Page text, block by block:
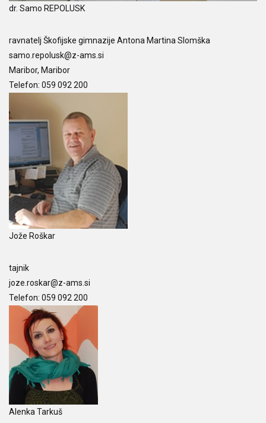
dr. Samo REPOLUSK
ravnatelj Škofijske gimnazije Antona Martina Slomška
samo.repolusk@z-ams.si
Maribor, Maribor
Telefon: 059 092 200
Jože Roškar
tajnik
joze.roskar@z-ams.si
Telefon: 059 092 200
Alenka Tarkuš